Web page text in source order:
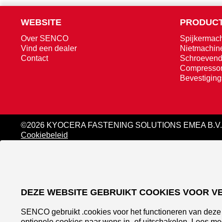
WEBSITE
Over SENCO
Vind een dealer
Contact
©2026 KYOCERA FASTENING SOLUTIONS EMEA B.V.
Cookiebeleid
DEZE WEBSITE GEBRUIKT COOKIES VOOR
SENCO gebruikt .cookies voor het functioneren van